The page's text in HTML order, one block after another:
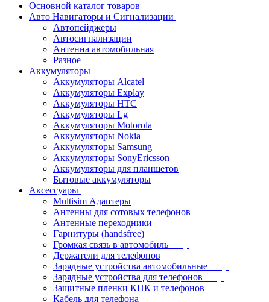
Основной каталог товаров
Авто Навигаторы и Сигнализации
Автопейджеры
Автосигнализации
Антенна автомобильная
Разное
Аккумуляторы
Аккумуляторы Alcatel
Аккумуляторы Explay
Аккумуляторы HTC
Аккумуляторы Lg
Аккумуляторы Motorola
Аккумуляторы Nokia
Аккумуляторы Samsung
Аккумуляторы SonyEricsson
Аккумуляторы для планшетов
Бытовые аккумуляторы
Аксессуары
Multisim Адаптеры
Антенны для сотовых телефонов
Антенные переходники
Гарнитуры (handsfree)
Громкая связь в автомобиль
Держатели для телефонов
Зарядные устройства автомобильные
Зарядные устройства для телефонов
Защитные пленки КПК и телефонов
Кабель для телефона